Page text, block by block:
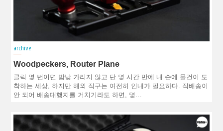
archive
Woodpeckers, Router Plane
클릭 몇 번이면 밤낮 가리지 않고 단 몇 시간 만에 내 손에 물건이 도
착하는 세상, 하지만 해외 직구는 여전히 인내가 필요하다. 직배송이
안 되어 배송대행지를 거치기라도 하면, 몇…